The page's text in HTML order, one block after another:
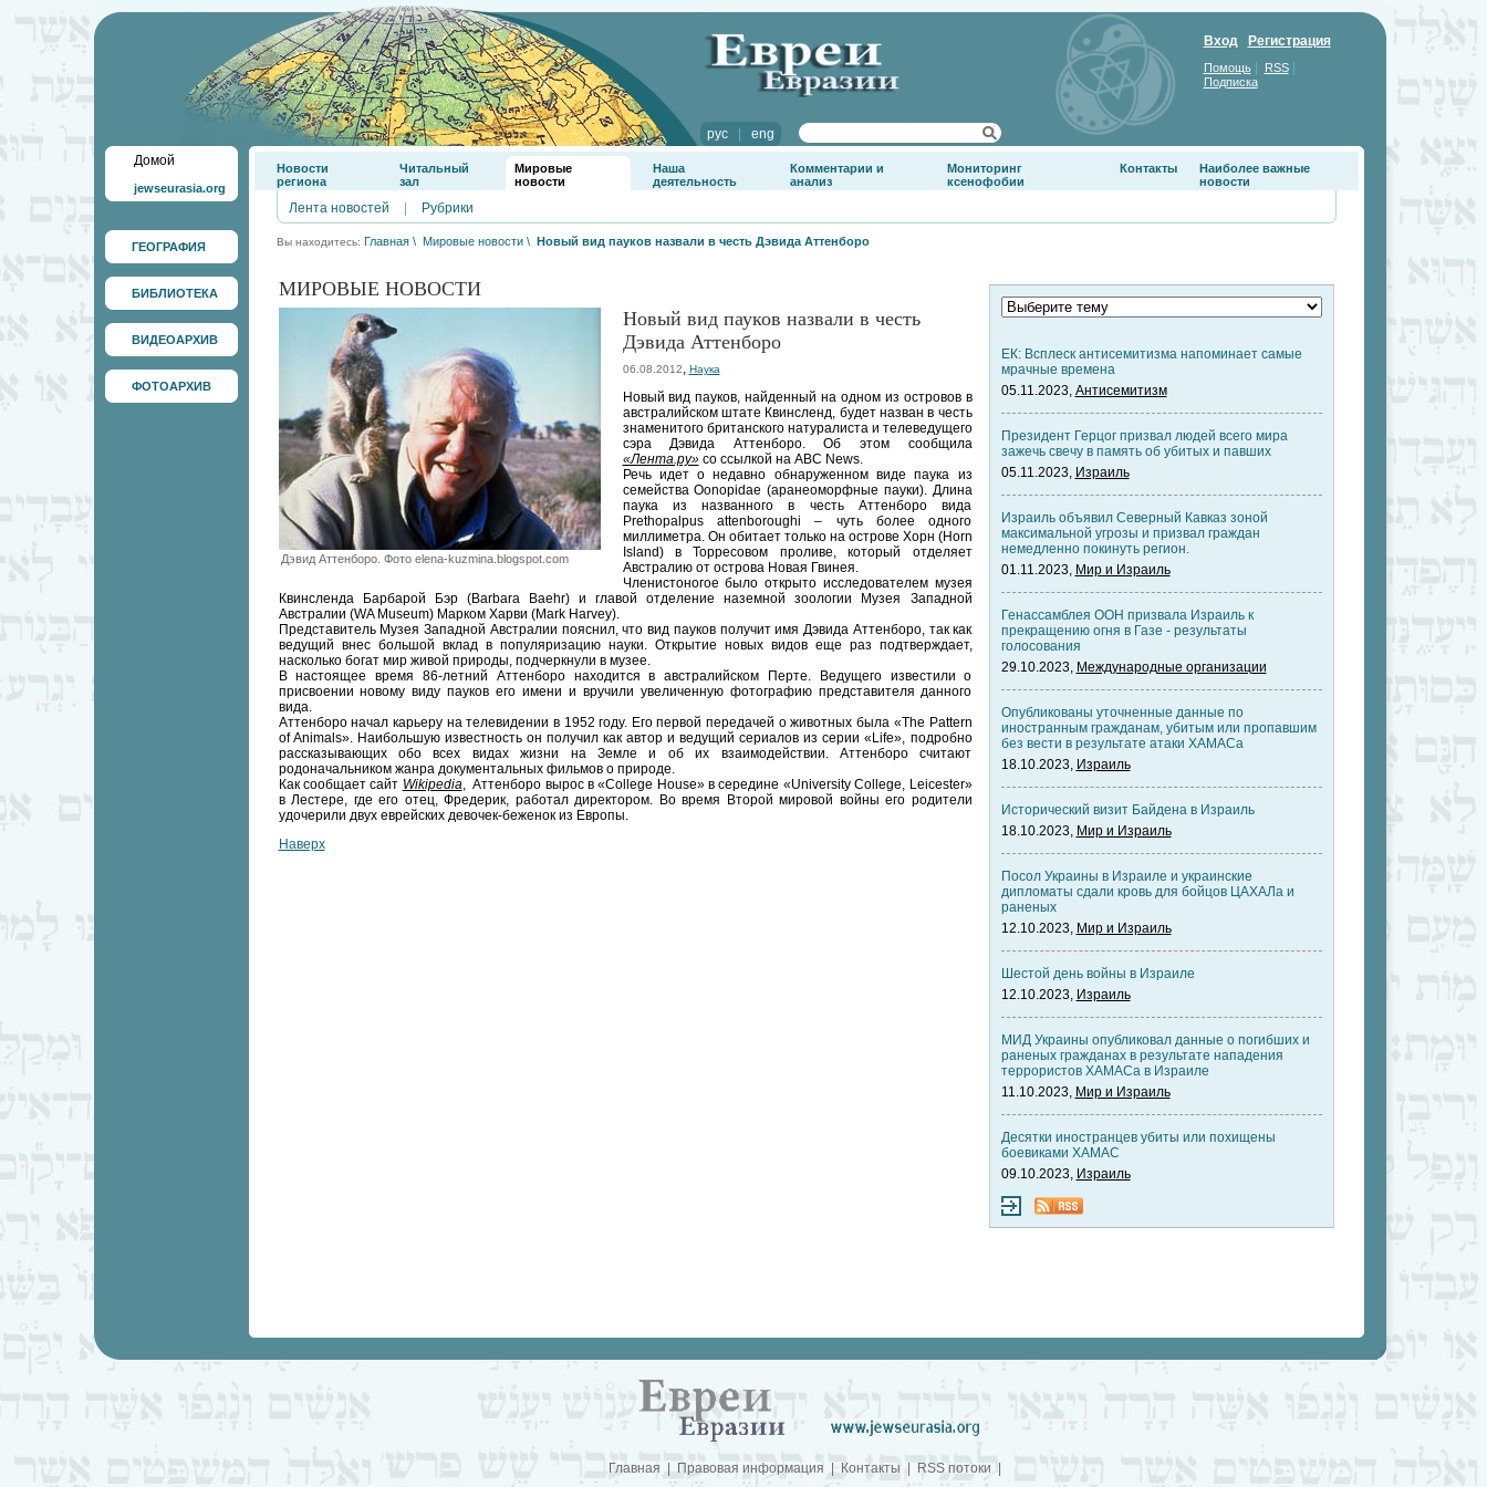
рус| eng
Вход Регистрация
Помощь| RSS|
Подписка
Домой
jewseurasia.org
ГЕОГРАФИЯ
БИБЛИОТЕКА
ВИДЕОАРХИВ
ФОТОАРХИВ
Новости
региона
Читальный
зал
Мировые
новости
Наша
деятельность
Комментарии и
анализ
Мониторинг
ксенофобии
Контакты
Наиболее важные
новости
Лента новостей Рубрики
Вы находитесь: Главная \ Мировые новости \ Новый вид пауков назвали в честь Дэвида Аттенборо
МИРОВЫЕ НОВОСТИ
Дэвид Аттенборо. Фото elena-kuzmina.blogspot.com
Новый вид пауков назвали в честь
Дэвида Аттенборо
06.08.2012, Наука
Новый вид пауков, найденный на одном из островов в
австралийском штате Квинсленд, будет назван в честь
знаменитого британского натуралиста и телеведущего
сэра Дэвида Аттенборо. Об этом сообщила
«Лента.ру»со ссылкой на ABC News.
Речь идет о недавно обнаруженном виде паука из
семейства Oonopidae (аранеоморфные пауки). Длина
паука из названного в честь Аттенборо вида
Prethopalpus attenboroughi – чуть более одного
миллиметра. Он обитает только на острове Хорн (Horn
Island) в Торресовом проливе, который отделяет
Австралию от острова Новая Гвинея.
Членистоногое было открыто исследователем музея
Квинсленда Барбарой Бэр (Barbara Baehr) и главой отделение наземной зоологии Музея Западной
Австралии (WA Museum) Марком Харви (Mark Harvey).
Представитель Музея Западной Австралии пояснил, что вид пауков получит имя Дэвида Аттенборо, так как
ведущий внес большой вклад в популяризацию науки. Открытие новых видов еще раз подтверждает,
насколько богат мир живой природы, подчеркнули в музее.
В настоящее время 86-летний Аттенборо находится в австралийском Перте. Ведущего известили о
присвоении новому виду пауков его имени и вручили увеличенную фотографию представителя данного
вида.
Аттенборо начал карьеру на телевидении в 1952 году. Его первой передачей о животных была «The Pattern
of Animals». Наибольшую известность он получил как автор и ведущий сериалов из серии «Life», подробно
рассказывающих обо всех видах жизни на Земле и об их взаимодействии. Аттенборо считают
родоначальником жанра документальных фильмов о природе.
Как сообщает сайт Wikipedia, Аттенборо вырос в «College House» в середине «University College, Leicester»
в Лестере, где его отец, Фредерик, работал директором. Во время Второй мировой войны его родители
удочерили двух еврейских девочек-беженок из Европы.
Наверх
ЕК: Всплеск антисемитизма напоминает самые
мрачные времена
05.11.2023, Антисемитизм
Президент Герцог призвал людей всего мира
зажечь свечу в память об убитых и павших
05.11.2023, Израиль
Израиль объявил Северный Кавказ зоной
максимальной угрозы и призвал граждан
немедленно покинуть регион.
01.11.2023, Мир и Израиль
Генассамблея ООН призвала Израиль к
прекращению огня в Газе - результаты
голосования
29.10.2023, Международные организации
Опубликованы уточненные данные по
иностранным гражданам, убитым или пропавшим
без вести в результате атаки ХАМАСа
18.10.2023, Израиль
Исторический визит Байдена в Израиль
18.10.2023, Мир и Израиль
Посол Украины в Израиле и украинские
дипломаты сдали кровь для бойцов ЦАХАЛа и
раненых
12.10.2023, Мир и Израиль
Шестой день войны в Израиле
12.10.2023, Израиль
МИД Украины опубликовал данные о погибших и
раненых гражданах в результате нападения
террористов ХАМАСа в Израиле
11.10.2023, Мир и Израиль
Десятки иностранцев убиты или похищены
боевиками ХАМАС
09.10.2023, Израиль
Главная Правовая информация Контакты RSS потоки